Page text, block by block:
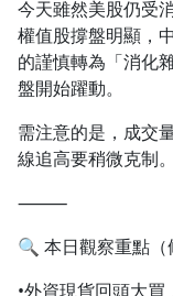
今天雖然美股仍受
權值股撐盤明顯，
的謹慎轉為「消化
盤開始躍動。
需注意的是，成交
線追高要稍微克制。
⸻
🔍 本日觀察重點（
•外資現貨回頭大